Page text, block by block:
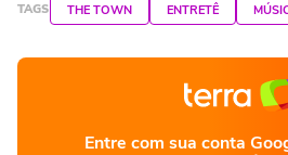
TAGS THE TOWN ENTRETÊ
Entre com sua conta